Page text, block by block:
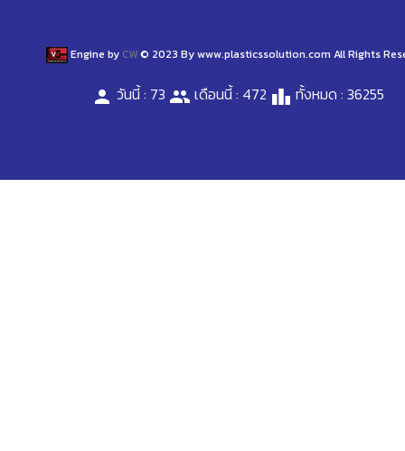
Engine by CW© 2023 By www.plasticssolution.com All Rights
person วันนี้ : 73 people เดือนนี้ : 472 leaderboard ทั้งหมด : 36255